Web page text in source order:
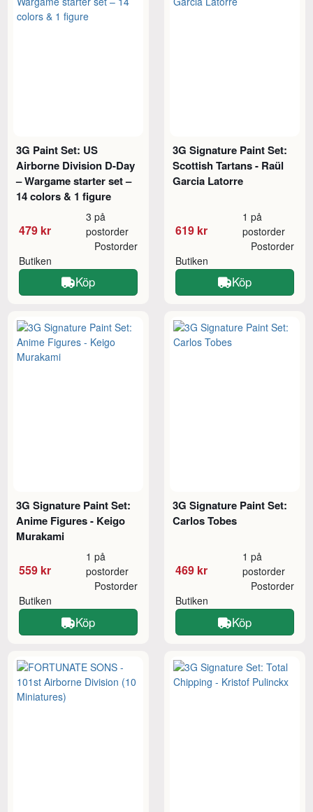
3G Paint Set: US
Airborne Division D-Day
– Wargame starter set –
14 colors & 1 figure
479 kr
3 på
postorder
Butiken
Postorder
Köp
3G Signature Paint Set:
Scottish Tartans - Raül
Garcia Latorre
619 kr
1 på
postorder
Butiken
Postorder
Köp
3G Signature Paint Set:
Anime Figures - Keigo
Murakami
559 kr
1 på
postorder
Butiken
Postorder
Köp
3G Signature Paint Set:
Carlos Tobes
469 kr
1 på
postorder
Butiken
Postorder
Köp